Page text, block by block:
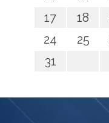
17
18
24
25
31